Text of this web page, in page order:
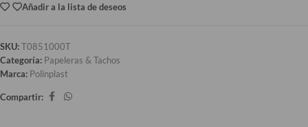
Añadir a la lista de deseos
SKU:T0851000T
Categoría: Papeleras & Tachos
Marca: Polinplast
Compartir: